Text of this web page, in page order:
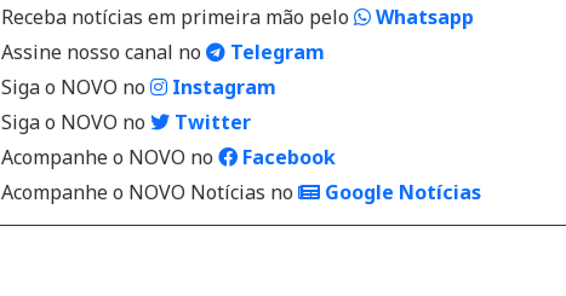
Receba notícias em primeira mão pelo
Whatsapp
Assine nosso canal no
Telegram
Siga o NOVO no
Instagram
Siga o NOVO no
Twitter
Acompanhe o NOVO no
Facebook
Acompanhe o NOVO Notícias no
Google Notícias